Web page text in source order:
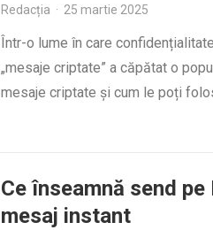
Redacția · 25 martie 2025
Într-o lume în care
„mesaje criptate” a căpătat o
mesaje criptate și cum le poți
Ce înseamnă send
mesaj instant